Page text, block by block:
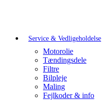
Service & Vedligeholdelse
Motorolie
Tændingsdele
Filtre
Bilpleje
Maling
Fejlkoder & info